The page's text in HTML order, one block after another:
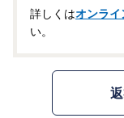
詳しくはオンライ
い。